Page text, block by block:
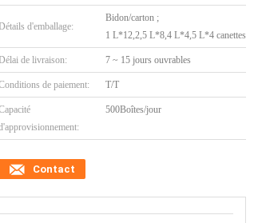
d'emballage:
Bidon/carton ;
1 L*12,2,5 L*8,4 L*4,5 L*4 canettes
de livraison: 7 ~ 15 jours ouvrables
de paiement: T/T
500Boîtes/jour
Contact